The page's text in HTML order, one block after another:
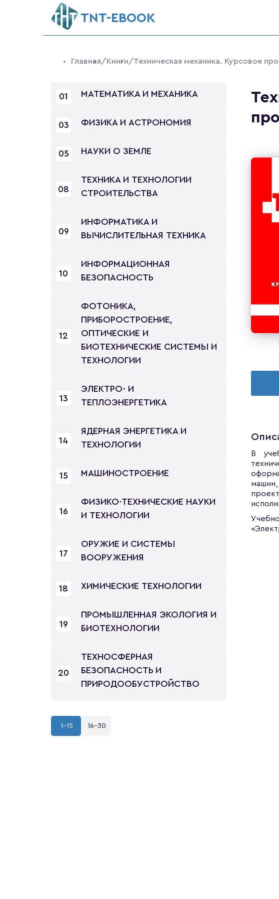
ТNT-EBOOK
Главная/Книги/Техническая механика. Курсовое
01 МАТЕМАТИКА И МЕХАНИКА
03 ФИЗИКА И АСТРОНОМИЯ
05 НАУКИ О ЗЕМЛЕ
08
ТЕХНИКА И ТЕХНОЛОГИИ
СТРОИТЕЛЬСТВА
09
ИНФОРМАТИКА И
ВЫЧИСЛИТЕЛЬНАЯ ТЕХНИКА
10
ИНФОРМАЦИОННАЯ
БЕЗОПАСНОСТЬ
12
ФОТОНИКА,
ПРИБОРОСТРОЕНИЕ,
ОПТИЧЕСКИЕ И
БИОТЕХНИЧЕСКИЕ СИСТЕМЫ И
ТЕХНОЛОГИИ
13
ЭЛЕКТРО- И
ТЕПЛОЭНЕРГЕТИКА
14
ЯДЕРНАЯ ЭНЕРГЕТИКА И
ТЕХНОЛОГИИ
15 МАШИНОСТРОЕНИЕ
16
ФИЗИКО-ТЕХНИЧЕСКИЕ НАУКИ
И ТЕХНОЛОГИИ
17
ОРУЖИЕ И СИСТЕМЫ
ВООРУЖЕНИЯ
18 ХИМИЧЕСКИЕ ТЕХНОЛОГИИ
19
ПРОМЫШЛЕННАЯ ЭКОЛОГИЯ И
БИОТЕХНОЛОГИИ
20
ТЕХНОСФЕРНАЯ
БЕЗОПАСНОСТЬ И
ПРИРОДООБУСТРОЙСТВО
1-15 16-30
В